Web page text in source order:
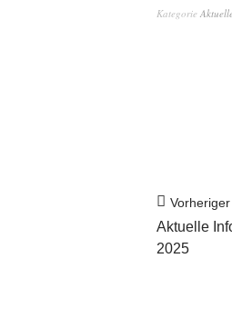
Kategorie
Aktuelle
2025